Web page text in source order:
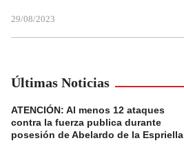
29/08/2023
Últimas Noticias
ATENCIÓN: Al menos 12 ataques
contra la fuerza publica durante
posesión de Abelardo de la Espriella